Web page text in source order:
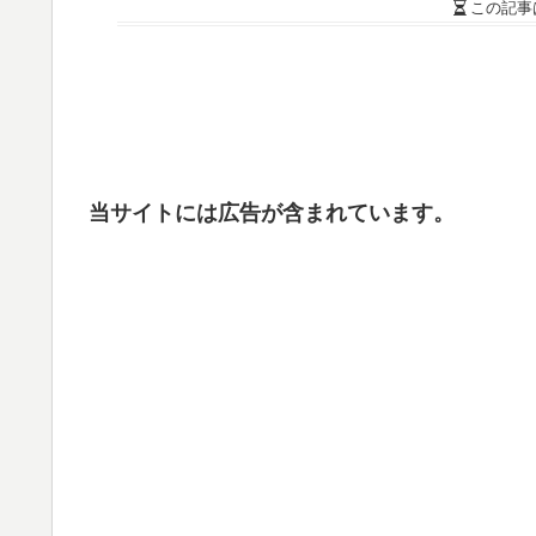
この記事
当サイトには広告が含まれています。